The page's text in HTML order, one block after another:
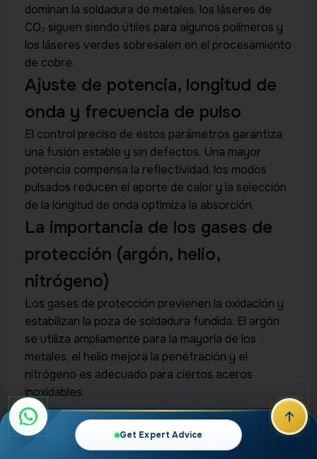
dominan la soldadura de metales, los láseres de
CO₂ siguen siendo útiles para algunos polímeros y
los láseres verdes sobresalen en el procesamiento
de cobre.
Ajuste de potencia, longitud de
onda y frecuencia de pulso
El control preciso de estos parámetros garantiza
una fusión estable y sin defectos. Una mayor
potencia compensa la reflectividad, los modos
pulsados reducen el aporte de calor y la selección
de la longitud de onda optimiza la absorción.
La importancia de los gases de
protección (argón, helio,
nitrógeno)
Los gases de protección previenen la oxidación y
estabilizan la poza de soldadura fundida. El argón
se utiliza ampliamente para la mayoría de los
metales, el helio mejora la penetración y el
nitrógeno es adecuado para ciertos aceros
inoxidables.
Get Expert Advice